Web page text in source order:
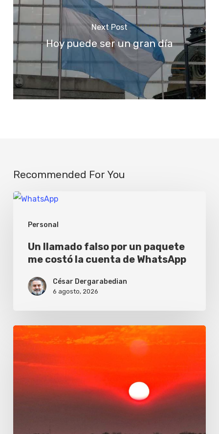
Next Post
Hoy puede ser un gran día
Recommended For You
Personal
Un
falso
paquete
la
cuenta
Un llamado falso por un paquete
me costó la cuenta de WhatsApp
César Dergarabedian
6 agosto, 2026
Todos
días
(te
doy